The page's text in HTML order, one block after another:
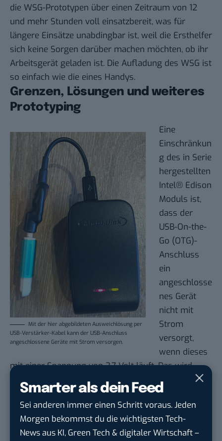
Smarter als dein Feed
Sei anderen immer einen Schritt voraus. Jeden
Morgen bekommst du die wichtigsten Tech-
News aus KI, Green Tech & digitaler Wirtschaft –
die WSG-Prototypen über einen Zeitraum von 12
und mehr Stunden voll einsatzbereit, was für
längere Einsätze unabdingbar ist, weil die Ersthelfer
sich keine Sorgen darüber machen möchten, ob ihr
Arbeitsgerät geladen ist. Die Aufladung des WSG ist
so einfach wie die eines Handys.
Grenzen, Lösungen und weiteres
Prototyping
Mit der hier abgebildeten Ausweichlösung per
USB-Verstärker-Kabel kann der USB-Anschluss
angeschlossene Geräte mit Strom versorgen.
Eine
Einschränkun
g des in Serie
hergestellten
Intel® Edison
Moduls ist,
dass der
USB-On-the-
Go (OTG)-
Anschluss
ein
angeschlosse
nes Gerät
nicht mit
Strom
versorgt,
wenn dieses
mit einer Spannung von 3,7 Volt läuft. Das wird
dann zum Problem, wenn der Benutzer Strom für
beispielsweise eine externe +5V USB-Kamera
benötigt. Das Team fand eine Ausweichlösung in
Form eines zusätzlichen USB-Verstärker-Kabels
zwischen dem WSG und dem Peripheriegerät.